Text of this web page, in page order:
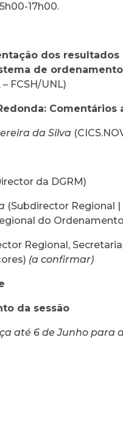
17h00.
dos resultados
de
– FCSH/UNL)
da Silva
da DGRM)
(Subdirector Regional
do
Regional,
(a confirmar)
da sessão
até 6 de Junho